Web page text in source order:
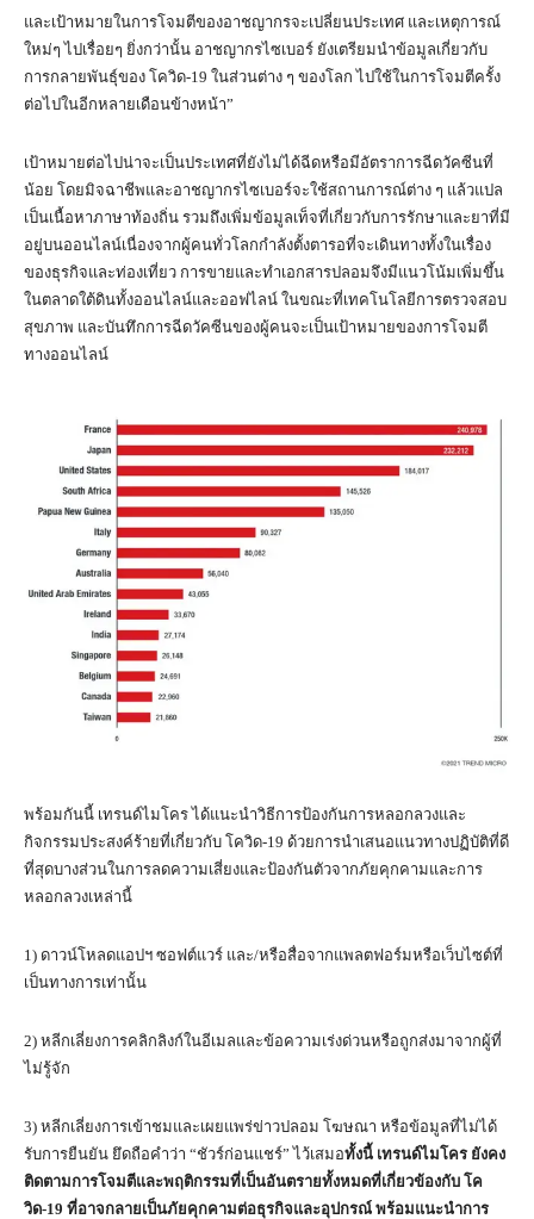
และเป้าหมายในการโจมตีของอาชญากรจะเปลี่ยนประเทศ และเหตุการณ์
ใหม่ๆ ไปเรื่อยๆ ยิ่งกว่านั้น อาชญากรไซเบอร์ ยังเตรียมนำข้อมูลเกี่ยวกับ
การกลายพันธุ์ของ โควิด-19 ในส่วนต่าง ๆ ของโลก ไปใช้ในการโจมตีครั้ง
ต่อไปในอีกหลายเดือนข้างหน้า”
เป้าหมายต่อไปน่าจะเป็นประเทศที่ยังไม่ได้ฉีดหรือมีอัตราการฉีดวัคซีนที่
น้อย โดยมิจฉาชีพและอาชญากรไซเบอร์จะใช้สถานการณ์ต่าง ๆ แล้วแปล
เป็นเนื้อหาภาษาท้องถิ่น รวมถึงเพิ่มข้อมูลเท็จที่เกี่ยวกับการรักษาและยาที่มี
อยู่บนออนไลน์เนื่องจากผู้คนทั่วโลกกำลังตั้งตารอที่จะเดินทางทั้งในเรื่อง
ของธุรกิจและท่องเที่ยว การขายและทำเอกสารปลอมจึงมีแนวโน้มเพิ่มขึ้น
ในตลาดใต้ดินทั้งออนไลน์และออฟไลน์ ในขณะที่เทคโนโลยีการตรวจสอบ
สุขภาพ และบันทึกการฉีดวัคซีนของผู้คนจะเป็นเป้าหมายของการโจมตี
ทางออนไลน์
พร้อมกันนี้ เทรนด์ไมโคร ได้แนะนำวิธีการป้องกันการหลอกลวงและ
กิจกรรมประสงค์ร้ายที่เกี่ยวกับ โควิด-19 ด้วยการนำเสนอแนวทางปฏิบัติที่ดี
ที่สุดบางส่วนในการลดความเสี่ยงและป้องกันตัวจากภัยคุกคามและการ
หลอกลวงเหล่านี้
1) ดาวน์โหลดแอปฯ ซอฟต์แวร์ และ/หรือสื่อจากแพลตฟอร์มหรือเว็บไซต์ที่
เป็นทางการเท่านั้น
2) หลีกเลี่ยงการคลิกลิงก์ในอีเมลและข้อความเร่งด่วนหรือถูกส่งมาจากผู้ที่
ไม่รู้จัก
3) หลีกเลี่ยงการเข้าชมและเผยแพร่ข่าวปลอม โฆษณา หรือข้อมูลที่ไม่ได้
รับการยืนยัน ยึดถือคำว่า “ชัวร์ก่อนแชร์” ไว้เสมอทั้งนี้ เทรนด์ไมโคร ยังคง
ติดตามการโจมตีและพฤติกรรมที่เป็นอันตรายทั้งหมดที่เกี่ยวข้องกับ โค
วิด-19 ที่อาจกลายเป็นภัยคุกคามต่อธุรกิจและอุปกรณ์ พร้อมแนะนำการ